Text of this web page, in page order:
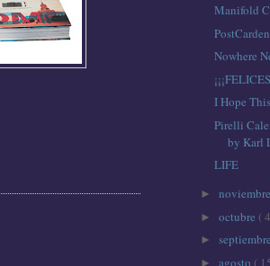
Manifold
PostCarden
Nowhere
I Hope
Pirelli
by Karl
LIFE
► noviembre
► octubre (
► septiembre
► agosto (